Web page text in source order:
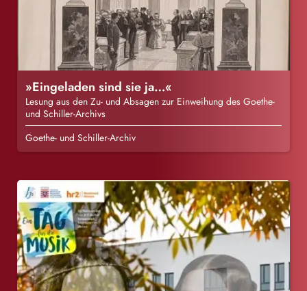
»Eingeladen sind sie ja…«
Lesung aus den Zu- und Absagen zur Einweihung des Goethe-
und Schiller-Archivs
Goethe- und Schiller-Archiv